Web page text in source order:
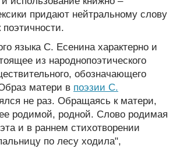
придают нейтральному слову
поэтичности.
языка С. Есенина характерно и
из народнопоэтического
обозначающего
матери в поэзии С.
не раз. Обращаясь к матери,
родимой, родной. Слово родимая
и в раннем стихотворении
по лесу ходила",